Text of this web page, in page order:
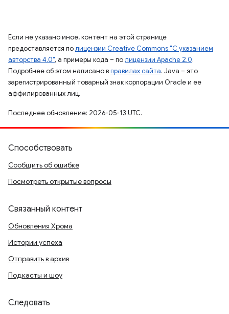
Если не указано иное, контент на этой странице
предоставляется полицензии Creative Commons "С указанием
авторства 4.0", а примеры кода – полицензии Apache 2.0.
Подробнее об этом написано вправилах сайта. Java – это
зарегистрированный товарный знак корпорации Oracle и ее
аффилированных лиц.
Последнее обновление: 2026-05-13 UTC.
Способствовать
Сообщить об ошибке
Посмотреть открытые вопросы
Связанный контент
Обновления Хрома
Истории успеха
Отправить в архив
Подкасты и шоу
Следовать